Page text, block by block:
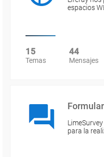
espacios
15
Temas
44
Mensajes
para la